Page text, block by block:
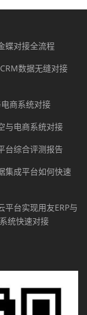
蝶对接全流程
数据无缝对接
商系统对接
与电商系统对接
台综合评测报告
集成平台如何快速
平台实现用友ERP与
统快速对接